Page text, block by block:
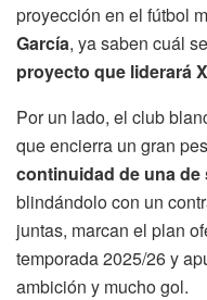
proyección en el fútbol
García, ya saben cuál
proyecto que liderará
Por un lado, el club
que encierra un gran
continuidad de una
blindándolo con un
juntas, marcan el plan
temporada 2025/26 y
ambición y mucho gol.